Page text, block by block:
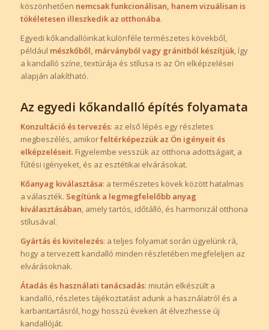
köszönhetően nemcsak funkcionálisan, hanem vizuálisan is
tökéletesen illeszkedik az otthonába.
Egyedi kőkandallóinkat különféle természetes kövekből,
például mészkőből, márványból vagy gránitból készítjük, így
a kandalló színe, textúrája és stílusa is az Ön elképzelései
alapján alakítható.
Az egyedi kőkandalló építés folyamata
Konzultáció és tervezés: az első lépés egy részletes
megbeszélés, amikorfeltérképezzük az Ön igényeit és
elképzeléseit. Figyelembe vesszük az otthona adottságait, a
fűtési igényeket, és az esztétikai elvárásokat.
Kőanyag kiválasztása: a természetes kövek között hatalmas
a választék. Segítünk a legmegfelelőbb anyag
kiválasztásában, amely tartós, időtálló, és harmonizál otthona
stílusával.
Gyártás és kivitelezés: a teljes folyamat során ügyelünk rá,
hogy a tervezett kandalló minden részletében megfeleljen az
elvárásoknak.
Átadás és használati tanácsadás: miután elkészült a
kandalló, részletes tájékoztatást adunk a használatról és a
karbantartásról, hogy hosszú éveken át élvezhesse új
kandallóját.